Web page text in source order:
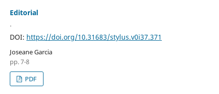
Editorial
.
DOI: https://doi.org/10.31683/stylus.v0i37.371
Joseane Garcia
pp. 7-8
PDF